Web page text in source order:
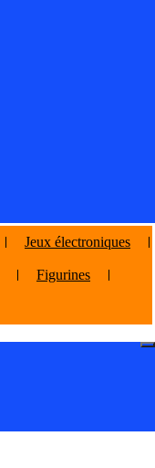
Jeux électroniques
Figurines